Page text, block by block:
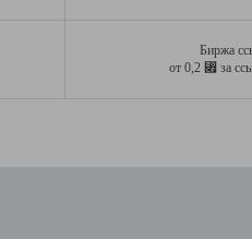
Биржа
от 0,2 ⃏ за